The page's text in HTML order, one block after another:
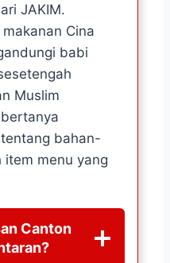
JAKIM.
Cina
babi
Muslim
bahan-
item menu yang
Canton